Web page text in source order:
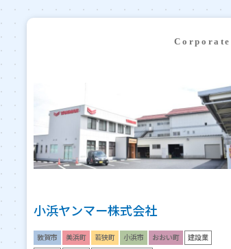
小浜ヤンマー株式会社
敦賀市 美浜町 若狭町 小浜市 おおい町 建設業